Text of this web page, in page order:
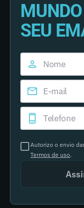
SEU
Autorizo o envio
Termos de uso.